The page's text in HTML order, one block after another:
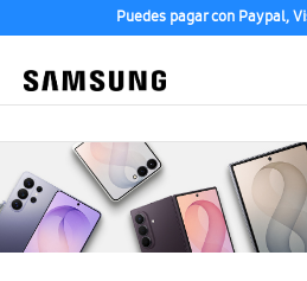
Puedes pagar con Paypal,